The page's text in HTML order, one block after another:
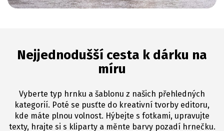
Nejjednodušší cesta k dárku na
míru
Vyberte typ hrnku a šablonu z našich přehledných
kategorií. Poté se pusťte do kreativní tvorby editoru,
kde máte plnou volnost. Hýbejte s fotkami, upravujte
texty, hrajte si s kliparty a měnte barvy pozadí hrnečku.